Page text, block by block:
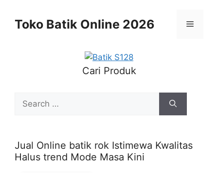
contentToko Batik Online 2026 Menu
Cari Produk
for:
Jual Online batik rok Istimewa Kwalitas
Halus trend Mode Masa Kini